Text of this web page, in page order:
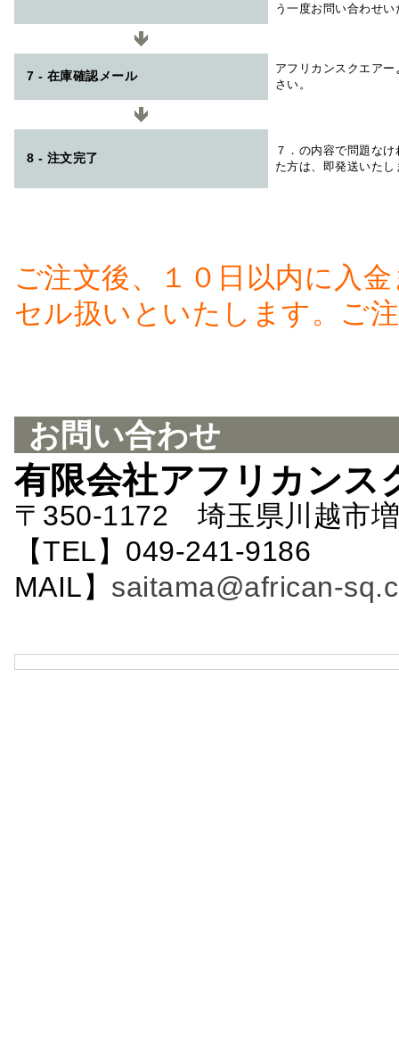
う一度お問い合わせ
7 - 在庫確認メール
アフリカンスクエアー
さい。
8 - 注文完了
７．の内容で問題な
た方は、即発送いたし
ご注文後、１０日以内に入
セル扱いといたします。ご
お問い合わせ
有限会社アフリカンス
〒350-1172 埼玉県川越市
【TEL】049-241-
MAIL】 saitama@african-